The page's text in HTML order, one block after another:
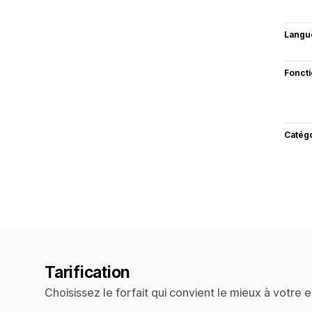
Tarification
Choisissez le forfait qui convient le mieux à votre